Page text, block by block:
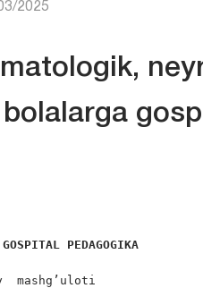
2025
PEDAGOGIKA
mashg’uloti